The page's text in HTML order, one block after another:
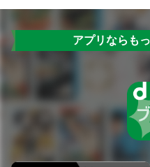
アプリならも